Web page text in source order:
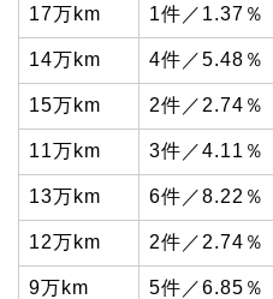
17万km 1件／1.37％
14万km 4件／5.48％
15万km 2件／2.74％
11万km 3件／4.11％
13万km 6件／8.22％
12万km 2件／2.74％
9万km 5件／6.85％